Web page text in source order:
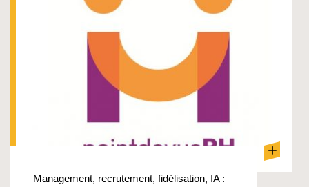
+
Management, recrutement, fidélisation, IA :